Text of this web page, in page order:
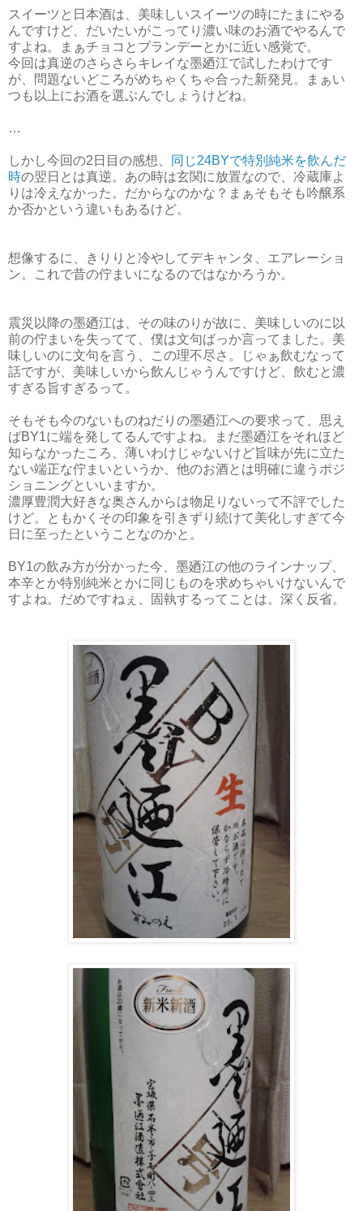
スイーツと日本酒は、美味しいスイーツの時にたまにやる
んですけど、だいたいがこってり濃い味のお酒でやるんで
すよね。まぁチョコとブランデーとかに近い感覚で。
今回は真逆のさらさらキレイな墨廼江で試したわけです
が、問題ないどころがめちゃくちゃ合った新発見。まぁい
つも以上にお酒を選ぶんでしょうけどね。
…
しかし今回の2日目の感想、
同じ24BYで特別純米を飲んだ
時の翌日とは真逆。あの時は玄関に放置なので、冷蔵庫よ
りは冷えなかった。だからなのかな？まぁそもそも吟醸系
か否かという違いもあるけど。
想像するに、きりりと冷やしてデキャンタ、エアレーショ
ン。これで昔の佇まいになるのではなかろうか。
震災以降の墨廼江は、その味のりが故に、美味しいのに以
前の佇まいを失ってて、僕は文句ばっか言ってました。美
味しいのに文句を言う、この理不尽さ。じゃぁ飲むなって
話ですが、美味しいから飲んじゃうんですけど、飲むと濃
すぎる旨すぎるって。
そもそも今のないものねだりの墨廼江への要求って、思え
ばBY1に端を発してるんですよね。まだ墨廼江をそれほど
知らなかったころ、薄いわけじゃないけど旨味が先に立た
ない端正な佇まいというか、他のお酒とは明確に違うポジ
ショニングといいますか。
濃厚豊潤大好きな奥さんからは物足りないって不評でした
けど。ともかくその印象を引きずり続けて美化しすぎて今
日に至ったということなのかと。
BY1の飲み方が分かった今、墨廼江の他のラインナップ、
本辛とか特別純米とかに同じものを求めちゃいけないんで
すよね。だめですねぇ、固執するってことは。深く反省。